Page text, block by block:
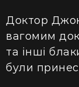
Доктор
вагомим
та інші
були